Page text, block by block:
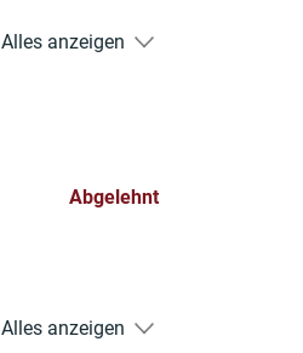
Alles anzeigen
Abgelehnt
Alles anzeigen